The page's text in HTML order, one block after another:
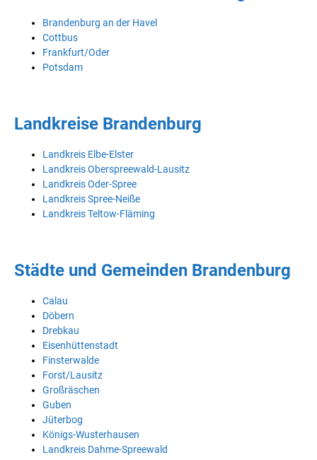
Brandenburg an der Havel
Cottbus
Frankfurt/Oder
Potsdam
Landkreise Brandenburg
Landkreis Elbe-Elster
Landkreis Oberspreewald-Lausitz
Landkreis Oder-Spree
Landkreis Spree-Neiße
Landkreis Teltow-Fläming
Städte und Gemeinden Brandenburg
Calau
Döbern
Drebkau
Eisenhüttenstadt
Finsterwalde
Forst/Lausitz
Großräschen
Guben
Jüterbog
Königs-Wusterhausen
Landkreis Dahme-Spreewald